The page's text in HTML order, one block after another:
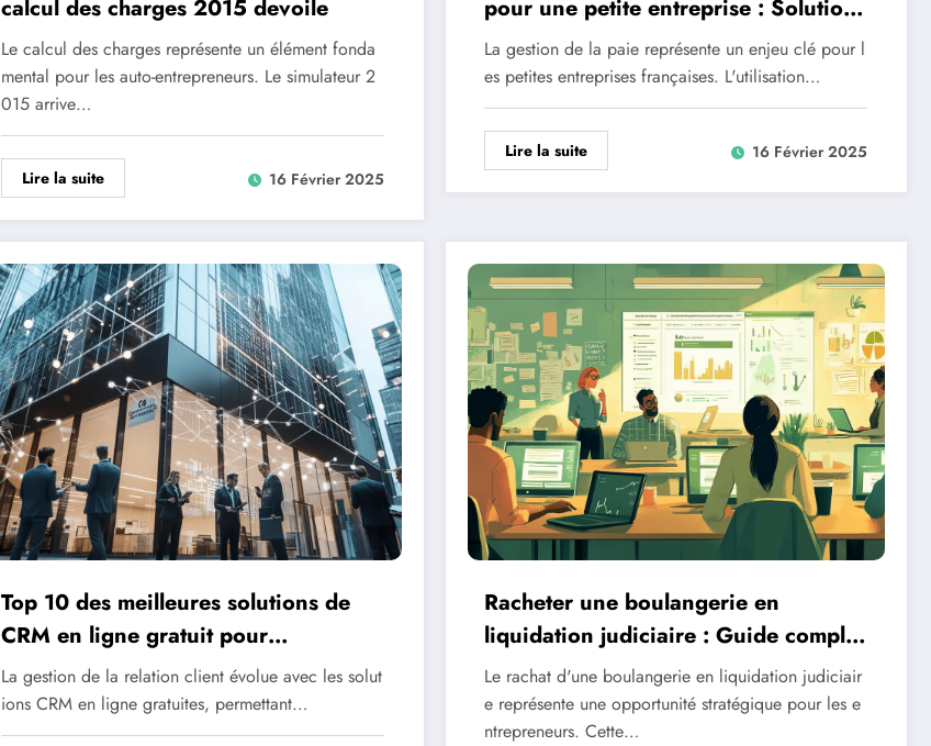
calcul des charges 2015 devoile
Le calcul des charges représente un élément fonda
mental pour les auto-entrepreneurs. Le simulateur 2
015 arrive…
Lire la suite 16 Février 2025
pour une petite entreprise : Solutions
francaises conformes
La gestion de la paie représente un enjeu clé pour l
es petites entreprises françaises. L'utilisation…
Lire la suite 16 Février 2025
Top 10 des meilleures solutions de
CRM en ligne gratuit pour
personnaliser votre relation client
La gestion de la relation client évolue avec les solut
ions CRM en ligne gratuites, permettant…
Racheter une boulangerie en
liquidation judiciaire : Guide complet
pour reussir son projet de reprise
Le rachat d'une boulangerie en liquidation judiciair
e représente une opportunité stratégique pour les e
ntrepreneurs. Cette…